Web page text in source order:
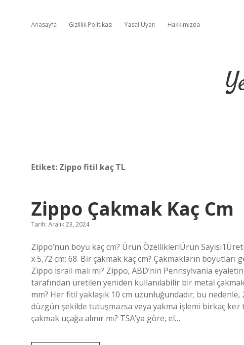
Anasayfa Gizlilik Politikası Yasal Uyarı Hakkımızda
Etiket: Zippo fitil kaç TL
Zippo Çakmak Kaç Cm
Tarih: Aralık 23, 2024
Zippo’nun boyu kaç cm? Ürün ÖzellikleriÜrün
x 5,72 cm; 68. Bir çakmak kaç cm? Çakmakların boyutları
Zippo İsrail malı mı? Zippo, ABD’nin Pennsylvania
tarafından üretilen yeniden kullanılabilir bir metal
mm? Her fitil yaklaşık 10 cm uzunluğundadır; bu
düzgün şekilde tutuşmazsa veya yakma işlemi birkaç
çakmak uçağa alınır mı? TSA’ya göre, el…